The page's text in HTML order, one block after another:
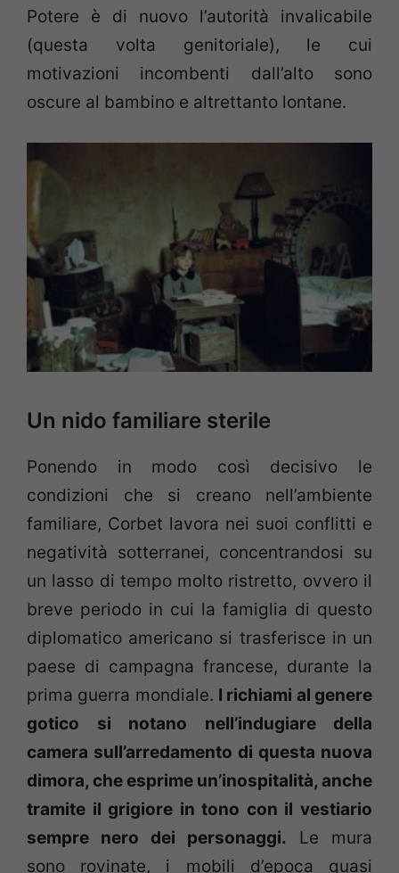
Potere è di nuovo l’autorità invalicabile
(questa volta genitoriale), le cui
motivazioni incombenti dall’alto sono
oscure al bambino e altrettanto lontane.
Un nido familiare sterile
Ponendo in modo così decisivo le
condizioni che si creano nell’ambiente
familiare, Corbet lavora nei suoi conflitti e
negatività sotterranei, concentrandosi su
un lasso di tempo molto ristretto, ovvero il
breve periodo in cui la famiglia di questo
diplomatico americano si trasferisce in un
paese di campagna francese, durante la
prima guerra mondiale. I richiami al genere
gotico si notano nell’indugiare della
camera sull’arredamento di questa nuova
dimora, che esprime un’inospitalità, anche
tramite il grigiore in tono con il vestiario
sempre nero dei personaggi. Le mura
sono rovinate, i mobili d’epoca quasi